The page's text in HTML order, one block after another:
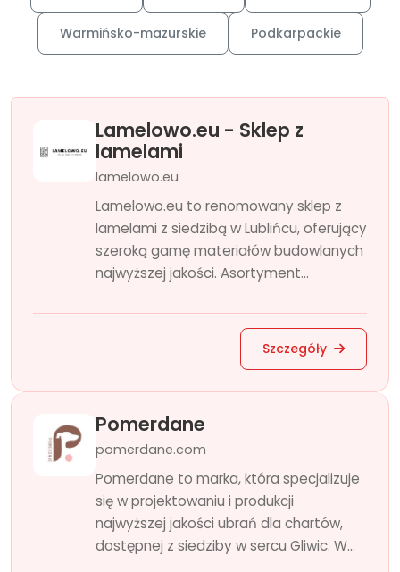
Warmińsko-mazurskie Podkarpackie
Lamelowo.eu - Sklep z
lamelami
lamelowo.eu
Lamelowo.eu to renomowany sklep z
lamelami z siedzibą w Lublińcu, oferujący
szeroką gamę materiałów budowlanych
najwyższej jakości. Asortyment...
Szczegóły
Pomerdane
pomerdane.com
Pomerdane to marka, która specjalizuje
się w projektowaniu i produkcji
najwyższej jakości ubrań dla chartów,
dostępnej z siedziby w sercu Gliwic. W...